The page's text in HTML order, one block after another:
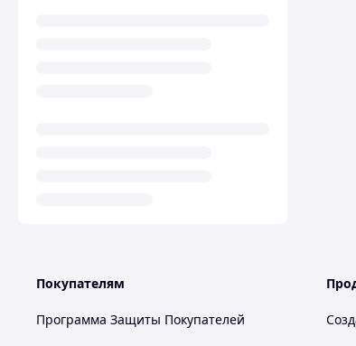
Покупателям
Программа Защиты Покупателей